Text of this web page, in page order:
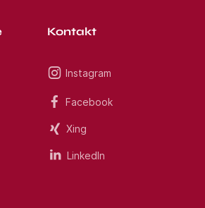
Kontakt
Instagram
Facebook
Xing
LinkedIn